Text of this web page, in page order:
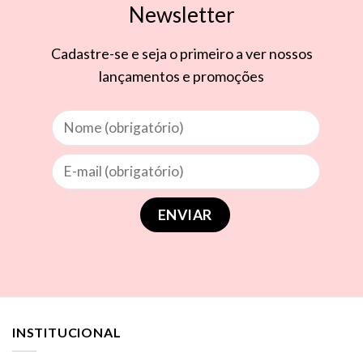
Newsletter
Cadastre-se e seja o primeiro a ver nossos
lançamentos e promoções
INSTITUCIONAL